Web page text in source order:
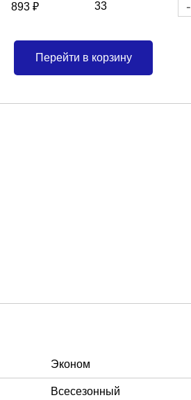
893 ₽ 33 -
Перейти в корзину
Эконом
Всесезонный